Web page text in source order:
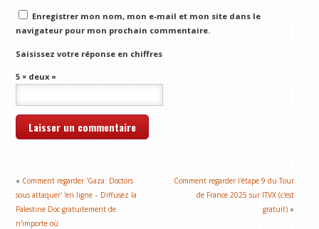
Enregistrer mon nom, mon e-mail et mon site dans le
navigateur pour mon prochain commentaire.
Saisissez votre réponse en chiffres
5 × deux =
« Comment regarder 'Gaza: Doctors
sous attaquer' 'en ligne – Diffusez la
Palestine Doc gratuitement de
n'importe où
Comment regarder l'étape 9 du Tour
de France 2025 sur ITVX (c'est
gratuit) »